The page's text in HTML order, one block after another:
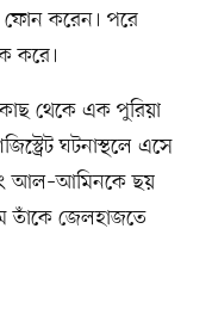
ফোন করেন। পরে
করে।
থেকে এক পুরিয়া
ঘটনাস্থলে এসে
আল–আমিনকে ছয়
তাঁকে জেলহাজতে